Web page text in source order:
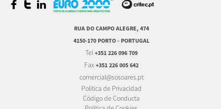
RUA DO CAMPO ALEGRE, 474
4150-170 PORTO - PORTUGAL
Tel +351 226 096 709
Fax +351 226 005 642
comercial@sosoares.pt
Política de Privacidad
Código de Conducta